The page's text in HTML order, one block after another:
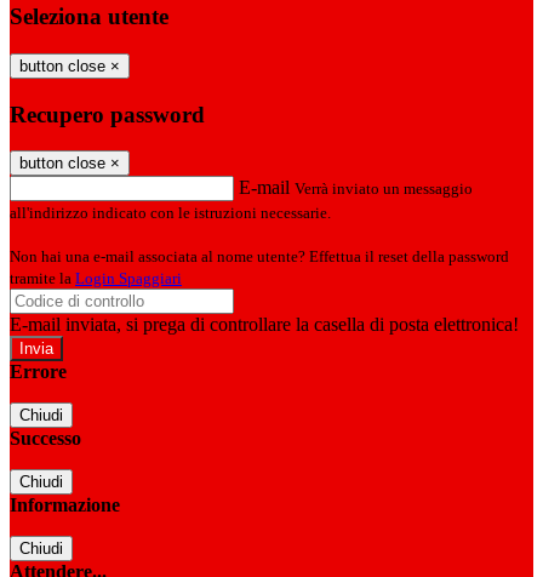
Seleziona utente
button close ×
Recupero password
button close ×
E-mail Verrà inviato un messaggio
all'indirizzo indicato con le istruzioni necessarie.
Non hai una e-mail associata al nome utente? Effettua il reset della password
tramite la Login Spaggiari
E-mail inviata, si prega di controllare la casella di posta elettronica!
Errore
Chiudi
Successo
Chiudi
Informazione
Chiudi
Attendere...